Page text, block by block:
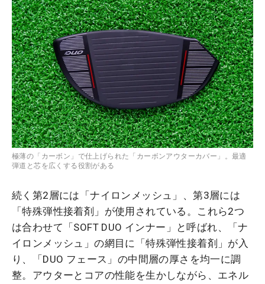
極薄の「カーボン」で仕上げられた「カーボンアウターカバー」。最適
弾道と芯を広くする役割がある
続く第2層には「ナイロンメッシュ」、第3層には
「特殊弾性接着剤」が使用されている。これら2つ
は合わせて「SOFT DUO インナー」と呼ばれ、「ナ
イロンメッシュ」の網目に「特殊弾性接着剤」が入
り、「DUO フェース」の中間層の厚さを均一に調
整。アウターとコアの性能を生かしながら、エネル